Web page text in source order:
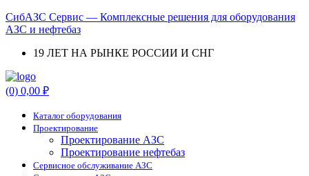
СибАЗС Сервис — Комплексные решения для оборудования
АЗС и нефтебаз
19 ЛЕТ НА РЫНКЕ РОССИИ И СНГ
Menu
(0) 0,00 ₽
Каталог оборудования
Проектирование
Проектирование АЗС
Проектирование нефтебаз
Cервисное обслуживание АЗС